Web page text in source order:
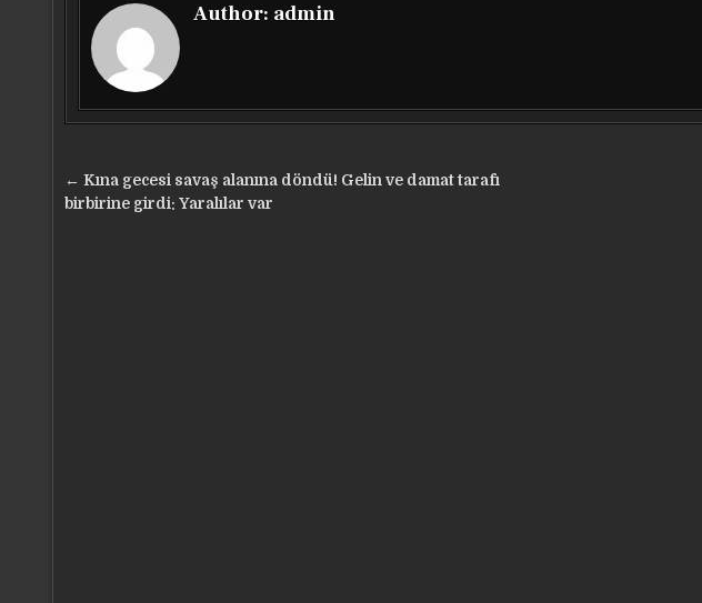
Author: admin
Yazı
gezinmesi
← Kına gecesi savaş alanına döndü! Gelin ve damat tarafı
birbirine girdi: Yaralılar var